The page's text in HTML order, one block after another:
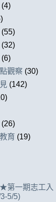
(4)
(55)
(32)
(6)
觀察 (30)
(142)
(26)
育 (19)
第一期志工入
5/5)